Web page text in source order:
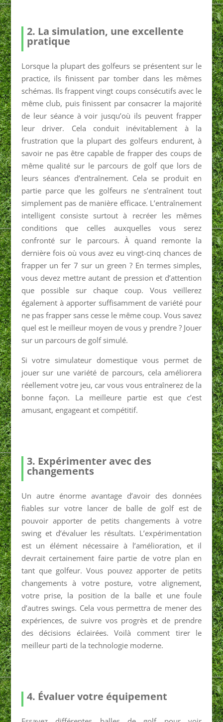
2. La simulation, une excellente
pratique
Lorsque la plupart des golfeurs se présentent sur le
practice, ils finissent par tomber dans les mêmes
schémas. Ils frappent vingt coups consécutifs avec le
même club, puis finissent par consacrer la majorité
de leur séance à voir jusqu’où ils peuvent frapper
leur driver. Cela conduit inévitablement à la
frustration que la plupart des golfeurs endurent, à
savoir ne pas être capable de frapper des coups de
même qualité sur le parcours de golf que lors de
leurs séances d’entraînement. Cela se produit en
partie parce que les golfeurs ne s’entraînent tout
simplement pas de manière efficace. L’entraînement
intelligent consiste surtout à recréer les mêmes
conditions que celles auxquelles vous serez
confronté sur le parcours. À quand remonte la
dernière fois où vous avez eu vingt-cinq chances de
frapper un fer 7 sur un green ? En termes simples,
vous devez mettre autant de pression et d’attention
que possible sur chaque coup. Vous veillerez
également à apporter suffisamment de variété pour
ne pas frapper sans cesse le même coup. Vous savez
quel est le meilleur moyen de vous y prendre ? Jouer
sur un parcours de golf simulé.
Si votre simulateur domestique vous permet de
jouer sur une variété de parcours, cela améliorera
réellement votre jeu, car vous vous entraînerez de la
bonne façon. La meilleure partie est que c’est
amusant, engageant et compétitif.
3. Expérimenter avec des
changements
Un autre énorme avantage d’avoir des données
fiables sur votre lancer de balle de golf est de
pouvoir apporter de petits changements à votre
swing et d’évaluer les résultats. L’expérimentation
est un élément nécessaire à l’amélioration, et il
devrait certainement faire partie de votre plan en
tant que golfeur. Vous pouvez apporter de petits
changements à votre posture, votre alignement,
votre prise, la position de la balle et une foule
d’autres swings. Cela vous permettra de mener des
expériences, de suivre vos progrès et de prendre
des décisions éclairées. Voilà comment tirer le
meilleur parti de la technologie moderne.
4. Évaluer votre équipement